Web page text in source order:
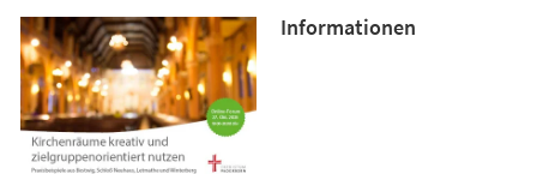
Informationen